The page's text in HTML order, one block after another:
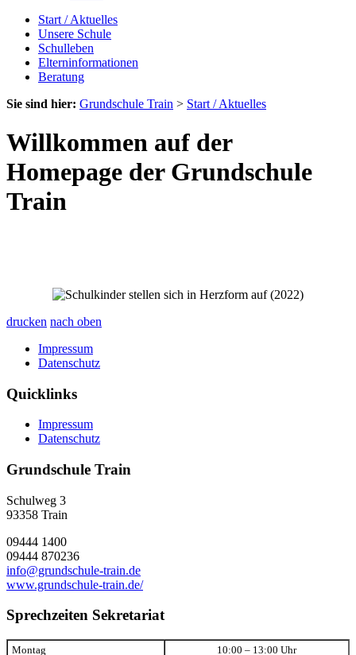
Start / Aktuelles
Unsere Schule
Schulleben
Elterninformationen
Beratung
Sie sind hier: Grundschule Train > Start / Aktuelles
Willkommen auf der
Homepage der Grundschule
Train
drucken nach oben
Impressum
Datenschutz
Quicklinks
Impressum
Datenschutz
Grundschule Train
Schulweg 3
93358 Train
09444 1400
09444 870236
info@grundschule-train.de
www.grundschule-train.de/
Sprechzeiten Sekretariat
Montag 10:00 – 13:00 Uhr